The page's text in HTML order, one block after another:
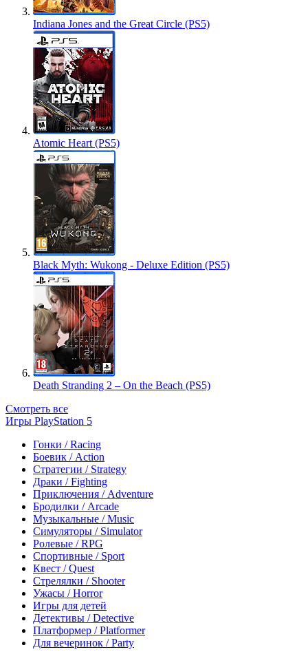
Indiana Jones and the Great Circle (PS5)
Atomic Heart (PS5)
Black Myth: Wukong - Deluxe Edition (PS5)
Death Stranding 2 – On the Beach (PS5)
Смотреть все
Игры PlayStation 5
Гонки / Racing
Боевик / Action
Стратегии / Strategy
Драки / Fighting
Приключения / Adventure
Бродилки / Arcade
Музыкальные / Music
Симуляторы / Simulator
Ролевые / RPG
Спортивные / Sport
Квест / Quest
Стрелялки / Shooter
Ужасы / Horror
Игры для детей
Детективы / Detective
Платформер / Platformer
Для вечеринок / Party